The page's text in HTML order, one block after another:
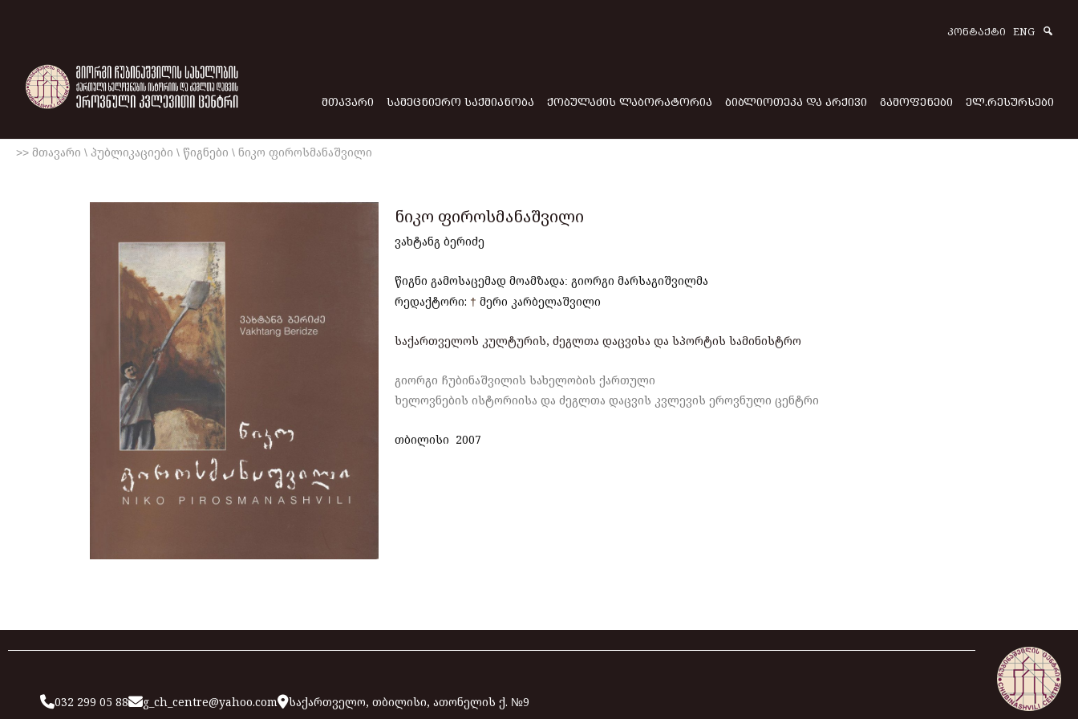
ᲙᲝᲜᲢᲐᲥᲢᲘ ENG
ᲛᲗᲐᲕᲐᲠᲘ ᲡᲐᲛᲔᲪᲜᲘᲔᲠᲝ ᲡᲐᲥᲛᲘᲐᲜᲝᲑᲐ ᲥᲝᲑᲣᲚᲐᲫᲘᲡ ᲚᲐᲑᲝᲠᲐᲢᲝᲠᲘᲐ ᲑᲘᲑᲚᲘᲝᲗᲔᲙᲐ ᲓᲐ ᲐᲠᲥᲘᲕᲘ ᲒᲐᲛᲝᲤᲔᲜᲔᲑᲘ ᲔᲚ.ᲠᲔᲡᲣᲠᲡᲔᲑᲘ
>> მთავარი \ პუბლიკაციები \ წიგნები \ ნიკო ფიროსმანაშვილი
ნიკო ფიროსმანაშვილი
ვახტანგ ბერიძე
წიგნი გამოსაცემად მოამზადა: გიორგი მარსაგიშვილმა
რედაქტორი: † მერი კარბელაშვილი
საქართველოს კულტურის, ძეგლთა დაცვისა და სპორტის სამინისტრო
გიორგი ჩუბინაშვილის სახელობის ქართული
ხელოვნების ისტორიისა და ძეგლთა დაცვის კვლევის ეროვნული ცენტრი
თბილისი 2007
032 299 05 88 g_ch_centre@yahoo.com საქართველო, თბილისი, ათონელის ქ. №9